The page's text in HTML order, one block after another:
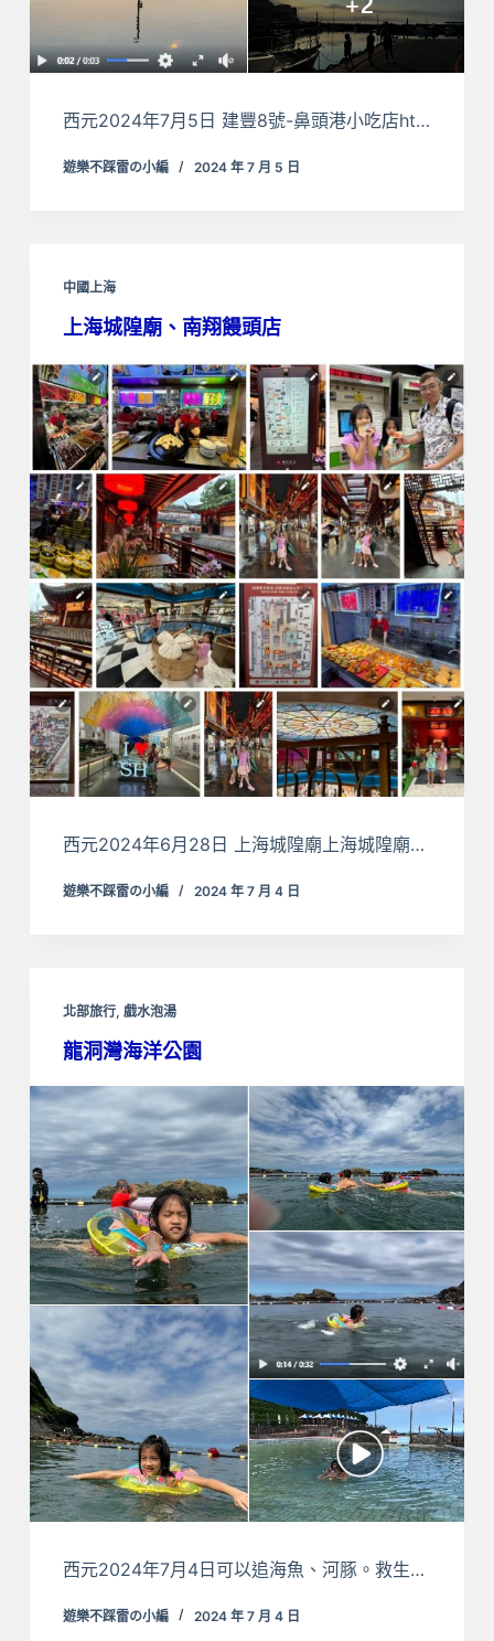
西元2024年7月5日 建豐8號-鼻頭港小吃店ht…
遊樂不踩雷の小編 2024 年 7 月 5 日
中國上海
上海城隍廟、南翔饅頭店
西元2024年6月28日 上海城隍廟上海城隍廟…
遊樂不踩雷の小編 2024 年 7 月 4 日
北部旅行, 戲水泡湯
龍洞灣海洋公園
西元2024年7月4日可以追海魚、河豚。救生…
遊樂不踩雷の小編 2024 年 7 月 4 日